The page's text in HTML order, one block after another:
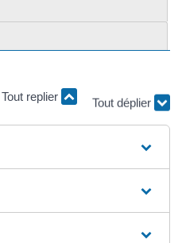
Tout replier
Tout déplier